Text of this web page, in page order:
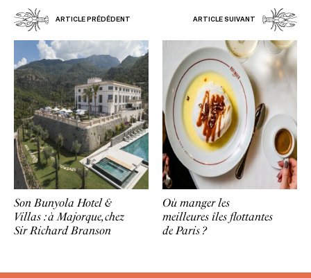
ARTICLE PRÉDÉDENT ARTICLE SUIVANT
Son Bunyola Hotel &
Villas : à Majorque, chez
Sir Richard Branson
Où manger les
meilleures îles flottantes
de Paris ?